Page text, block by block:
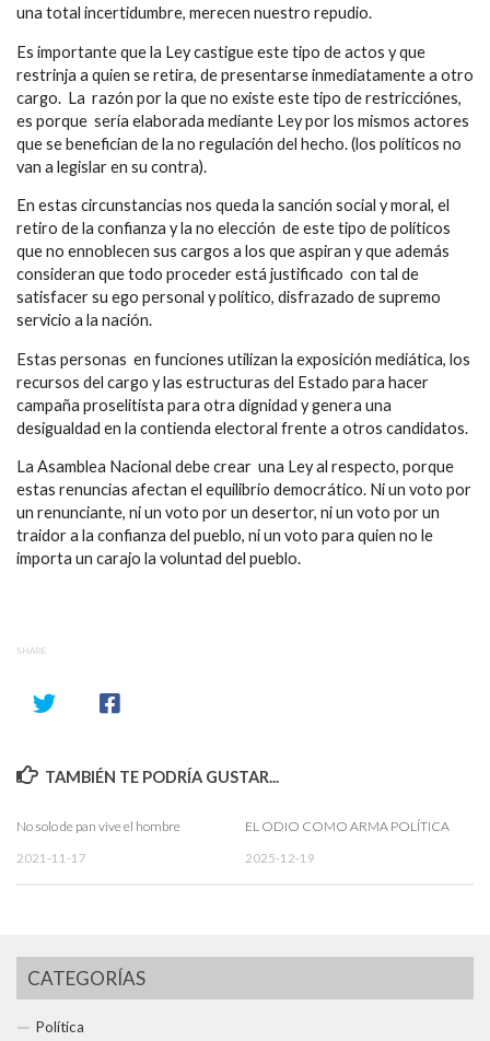
una total incertidumbre, merecen nuestro repudio.
Es importante que la Ley castigue este tipo de actos y que
restrinja a quien se retira, de presentarse inmediatamente a otro
cargo. La razón por la que no existe este tipo de restricciónes,
es porque sería elaborada mediante Ley por los mismos actores
que se benefician de la no regulación del hecho. (los políticos no
van a legislar en su contra).
En estas circunstancias nos queda la sanción social y moral, el
retiro de la confianza y la no elección de este tipo de políticos
que no ennoblecen sus cargos a los que aspiran y que además
consideran que todo proceder está justificado con tal de
satisfacer su ego personal y político, disfrazado de supremo
servicio a la nación.
Estas personas en funciones utilizan la exposición mediática, los
recursos del cargo y las estructuras del Estado para hacer
campaña proselitista para otra dignidad y genera una
desigualdad en la contienda electoral frente a otros candidatos.
La Asamblea Nacional debe crear una Ley al respecto, porque
estas renuncias afectan el equilibrio democrático. Ni un voto por
un renunciante, ni un voto por un desertor, ni un voto por un
traidor a la confianza del pueblo, ni un voto para quien no le
importa un carajo la voluntad del pueblo.
SHARE
TAMBIÉN TE PODRÍA GUSTAR...
No solo de pan vive el hombre
2021-11-17
EL ODIO COMO ARMA POLÍTICA
2025-12-19
CATEGORÍAS
Política